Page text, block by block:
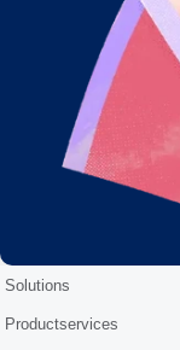
Solutions
Productservices